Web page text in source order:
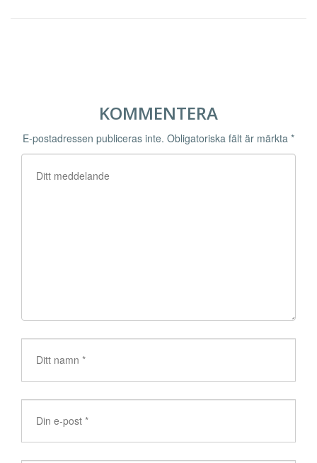
KOMMENTERA
E-postadressen publiceras inte. Obligatoriska fält är märkta *